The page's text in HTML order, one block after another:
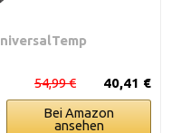
40,41 €
54,99 €
Bei Amazon
ansehen